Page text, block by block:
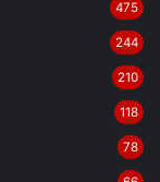
475
244
210
118
78